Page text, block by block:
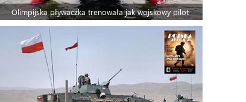
Olimpijska pływaczka trenowała jak wojskowy pilot